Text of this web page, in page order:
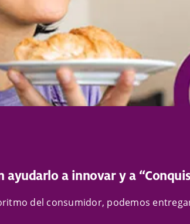
a innovar y a
del consumidor, podemos